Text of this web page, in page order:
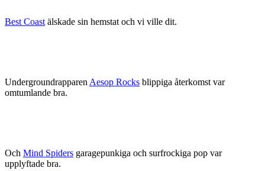
Best Coast älskade sin hemstat och vi ville dit.
Undergroundrapparen Aesop Rocks blippiga återkomst var
omtumlande bra.
Och Mind Spiders garagepunkiga och surfrockiga pop var
upplyftade bra.